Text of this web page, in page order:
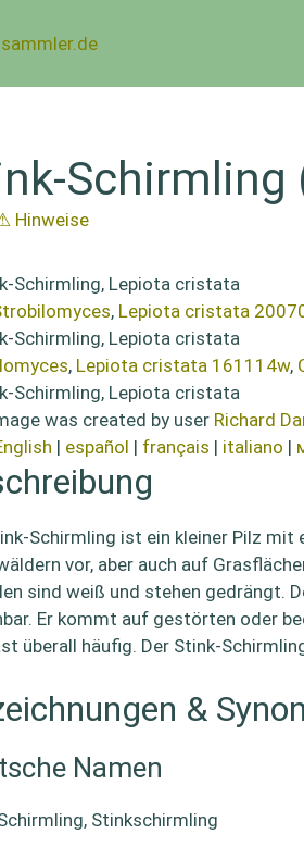
Hinweise
, Lepiota cristata
, Lepiota cristata 161114w,
was created by user Richard
| español | français | italiano |
Schirmling ist ein kleiner Pilz mit
vor, aber auch auf
sind weiß und stehen gedrängt.
Er kommt auf gestörten oder
überall häufig. Der Stink-
&
Namen
Stinkschirmling